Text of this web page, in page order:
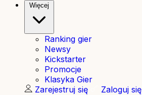
Więcej
Ranking gier
Newsy
Kickstarter
Promocje
Klasyka Gier
Zarejestruj się
Zaloguj się